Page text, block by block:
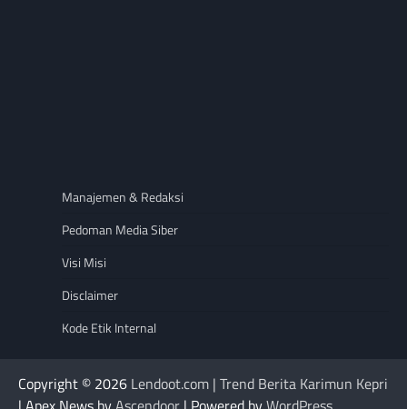
Manajemen & Redaksi
Pedoman Media Siber
Visi Misi
Disclaimer
Kode Etik Internal
Copyright © 2026 Lendoot.com | Trend Berita Karimun Kepri